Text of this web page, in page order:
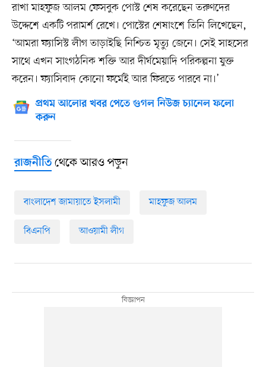
রাখা মাহফুজ আলম ফেসবুক পোস্ট শেষ করেছেন তরুণদের
উদ্দেশে একটি পরামর্শ রেখে। পোস্টের শেষাংশে তিনি লিখেছেন,
‘আমরা ফ্যাসিস্ট লীগ তাড়াইছি নিশ্চিত মৃত্যু জেনে। সেই সাহসের
সাথে এখন সাংগঠনিক শক্তি আর দীর্ঘমেয়াদি পরিকল্পনা যুক্ত
করেন। ফ্যাসিবাদ কোনো ফর্মেই আর ফিরতে পারবে না।’
প্রথম আলোর খবর পেতে গুগল নিউজ চ্যানেল ফলো
করুন
রাজনীতিথেকে আরও পড়ুন
বাংলাদেশ জামায়াতে ইসলামী মাহফুজ আলম
বিএনপি আওয়ামী লীগ